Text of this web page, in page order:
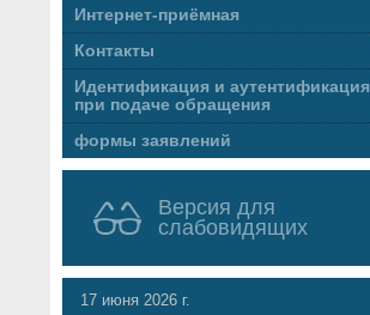
Интернет-приёмная
Контакты
Идентификация и аутентификация
при подаче обращения
формы заявлений
Версия для
слабовидящих
17 июня 2026 г.